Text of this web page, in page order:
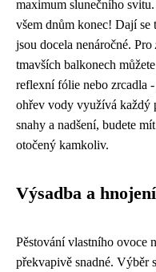
maximum slunečního
všem dnům konec! Dají se
jsou docela nenáročné. Pro
tmavších balkonech
reflexní fólie nebo zrcadla
ohřev vody využívá každý
snahy a nadšení, budete
otočený kamkoliv.
Výsadba a
Pěstování vlastního ovoce
překvapivě snadné. Výběr